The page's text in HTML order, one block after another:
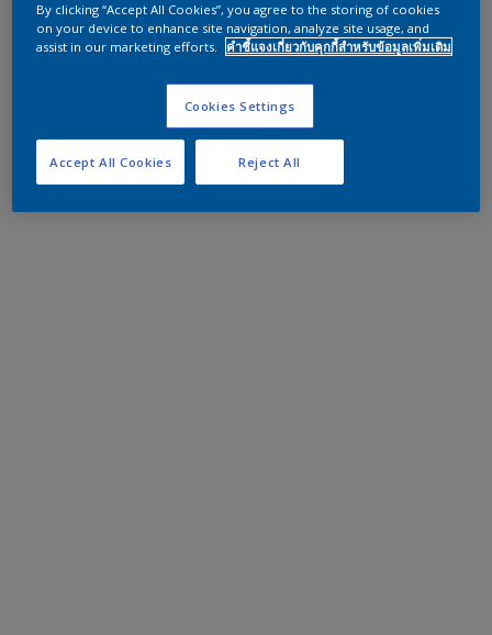
By clicking “Accept All Cookies”, you agree to the storing of cookies
on your device to enhance site navigation, analyze site usage, and
assist in our marketing efforts.
คำชี้แจงเกี่ยวกับคุกกี้สำหรับข้อมูลเพิ่มเติม
Cookies Settings
Reject All
Accept All Cookies